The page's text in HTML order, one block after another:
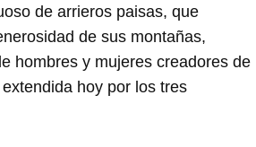
de arrieros paisas, que
de sus montañas,
hombres y mujeres creadores de
hoy por los tres